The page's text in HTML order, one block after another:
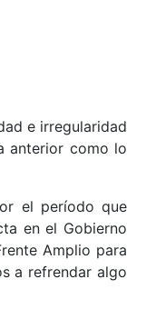
e irregularidad
anterior como lo
el período que
en el Gobierno
Amplio para
a refrendar algo